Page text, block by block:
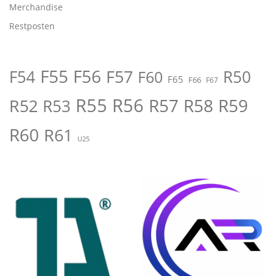
Merchandise
Restposten
F54 F55 F56 F57 F60 F65 F66 F67 R50
R52 R53 R55 R56 R57 R58 R59
R60 R61 U25